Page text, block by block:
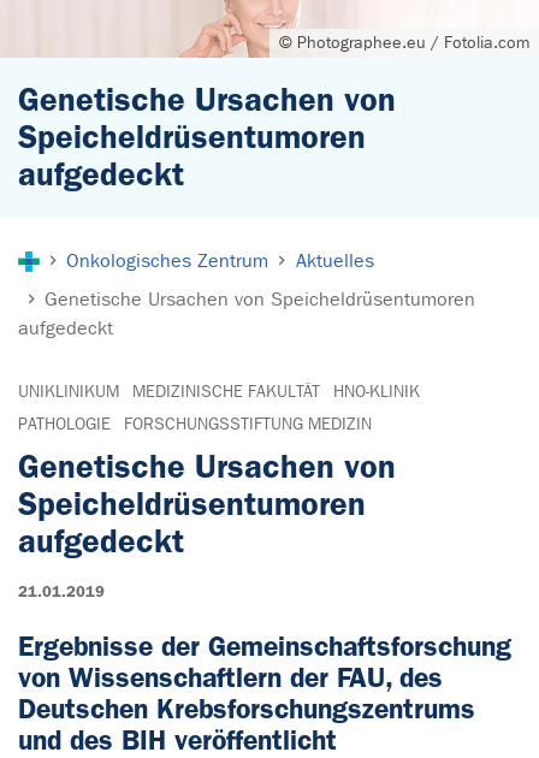
© Photographee.eu / Fotolia.com
Genetische Ursachen von
Speicheldrüsentumoren
aufgedeckt
Onkologisches Zentrum
Aktuelles
Genetische Ursachen von Speicheldrüsentumoren
aufgedeckt
UNIKLINIKUM MEDIZINISCHE FAKULTÄT
HNO-KLINIK
PATHOLOGIE
FORSCHUNGSSTIFTUNG MEDIZIN
Genetische Ursachen von
Speicheldrüsentumoren
aufgedeckt
21.01.2019
Ergebnisse der Gemeinschaftsforschung
von Wissenschaftlern der FAU, des
Deutschen Krebsforschungszentrums
und des BIH veröffentlicht